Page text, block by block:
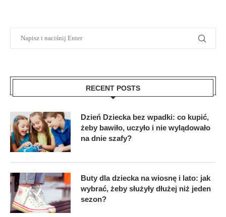
RECENT POSTS
Dzień Dziecka bez wpadki: co kupić,
żeby bawiło, uczyło i nie wylądowało
na dnie szafy?
Buty dla dziecka na wiosnę i lato: jak
wybrać, żeby służyły dłużej niż jeden
sezon?